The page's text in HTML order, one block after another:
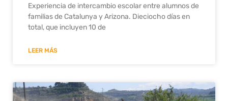
Experiencia de intercambio escolar entre alumnos de
familias de Catalunya y Arizona. Dieciocho días en
total, que incluyen 10 de
LEER MÁS